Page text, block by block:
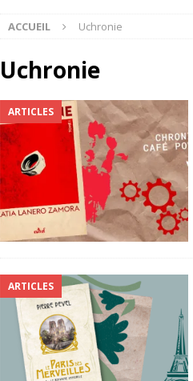
ACCUEIL Uchronie
Uchronie
ARTICLES
ARTICLES